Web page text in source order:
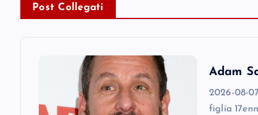
Post Collegati
Adam
2026-08-
figlia